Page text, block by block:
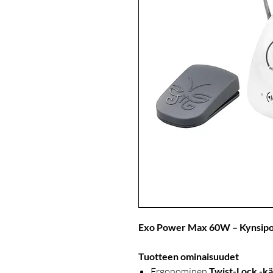
Exo Power Max 60W –
Tuotteen ominaisuudet